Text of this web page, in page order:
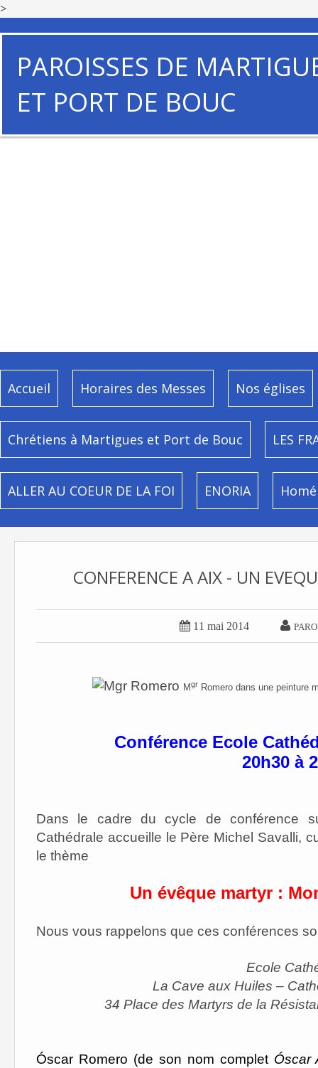
>
PAROISSES DE
ET PORT DE BOUC
Accueil Horaires des Messes Nos églises
Chrétiens à Martigues et Port de Bouc LES
ALLER AU COEUR DE LA FOI ENORIA
CONFERENCE A AIX - UN
 11 mai 2014 
Mgr Romero dans une peinture
Conférence Ecole
20h30 à
Dans le cadre du cycle de conférence
Cathédrale accueille le Père Michel Savalli,
le thème
Un évêque martyr :
Nous vous rappelons que ces conférences
Ecole
La Cave aux Huiles –
34 Place des Martyrs de la
Óscar Romero (de son nom complet Óscar